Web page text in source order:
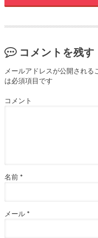
コメントを残す
メールアドレスが公開される
は必須項目です
コメント
名前 *
メール *